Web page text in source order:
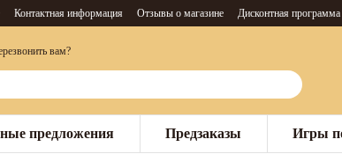
Контактная информация Отзывы о магазине Дисконтная программа
вам?
предложения Предзаказы Игры